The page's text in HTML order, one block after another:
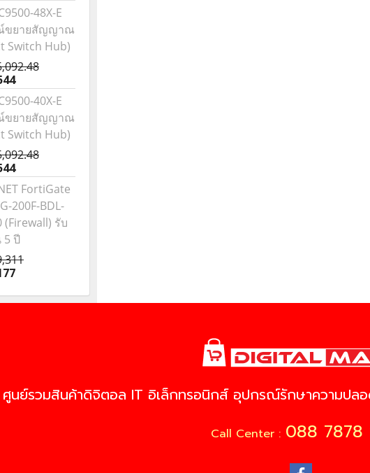
48X-E
ขยายสัญญาณ
Switch Hub)
40X-E
ขยายสัญญาณ
Switch Hub)
FortiGate
200F-BDL-
(Firewall) รับ
5 ปี
ศูนย์รวมสินค้าดิจิตอล IT อิเล็กทรอนิกส์ อุปกรณ์รักษาความปล
Call Center : 088 7878